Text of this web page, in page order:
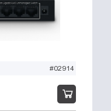
#02914